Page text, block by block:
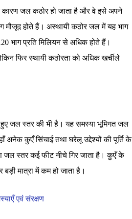
कारण जल कठोर हो जाता है और वे इसे अपने
मौजूद होते हैं। अस्थायी कठोर जल में यह भाग
भाग प्रति मिलियन से अधिक होते हैं।
फिर स्थायी कठोरता को अधिक खर्चीले
जल स्तर की भी है। यह समस्या भूमिगत जल
अनेक कुएँ सिंचाई तथा घरेलू उद्देश्यों की पूर्ति के
जल स्तर कई फीट नीचे गिर जाता है। कुएँ के
मात्रा में कम हो जाता है।
एवं संरक्षण